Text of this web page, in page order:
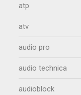
atp
atv
audio pro
audio technica
audioblock